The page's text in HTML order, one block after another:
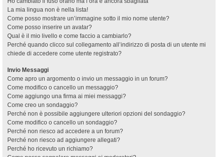
La mia lingua non è nella lista!
Come posso mostrare un’immagine sotto il mio nome utente?
Come posso inserire un avatar?
Qual è il mio livello e come faccio a cambiarlo?
Perché quando clicco sul collegamento all’indirizzo di posta di un utente mi
chiede di accedere come utente registrato?
Invio Messaggi
Come apro un argomento o invio un messaggio in un forum?
Come modifico o cancello un messaggio?
Come aggiungo una firma ai miei messaggi?
Come creo un sondaggio?
Perché non è possibile aggiungere ulteriori opzioni del sondaggio?
Come modifico o cancello un sondaggio?
Perché non riesco ad accedere a un forum?
Perché non riesco ad aggiungere allegati?
Perché ho ricevuto un richiamo?